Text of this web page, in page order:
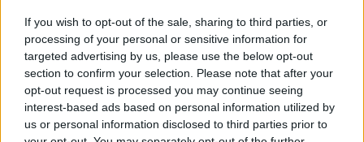
If you wish to opt-out of the sale, sharing to third parties, or
processing of your personal or sensitive information for
targeted advertising by us, please use the below opt-out
section to confirm your selection. Please note that after your
opt-out request is processed you may continue seeing
interest-based ads based on personal information utilized by
us or personal information disclosed to third parties prior to